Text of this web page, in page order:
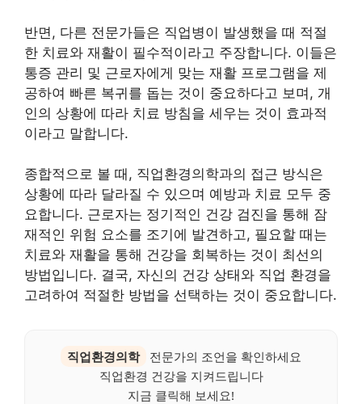
반면, 다른 전문가들은 직업병이 발생했을 때 적절
한 치료와 재활이 필수적이라고 주장합니다. 이들은
통증 관리 및 근로자에게 맞는 재활 프로그램을 제
공하여 빠른 복귀를 돕는 것이 중요하다고 보며, 개
인의 상황에 따라 치료 방침을 세우는 것이 효과적
이라고 말합니다.
종합적으로 볼 때, 직업환경의학과의 접근 방식은
상황에 따라 달라질 수 있으며 예방과 치료 모두 중
요합니다. 근로자는 정기적인 건강 검진을 통해 잠
재적인 위험 요소를 조기에 발견하고, 필요할 때는
치료와 재활을 통해 건강을 회복하는 것이 최선의
방법입니다. 결국, 자신의 건강 상태와 직업 환경을
고려하여 적절한 방법을 선택하는 것이 중요합니다.
직업환경의학
전문가의 조언을 확인하세요
직업환경 건강을 지켜드립니다
지금 클릭해 보세요!